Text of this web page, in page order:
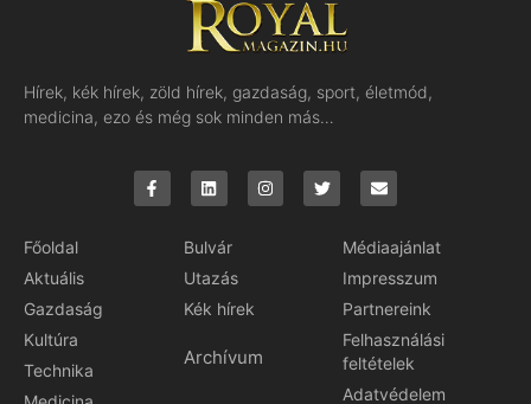
Hírek, kék hírek, zöld hírek, gazdaság, sport, életmód,
medicina, ezo és még sok minden más…
Főoldal
Aktuális
Gazdaság
Kultúra
Technika
Bulvár
Utazás
Kék hírek
Archívum
Médiaajánlat
Impresszum
Partnereink
Felhasználási
feltételek
Adatvédelem